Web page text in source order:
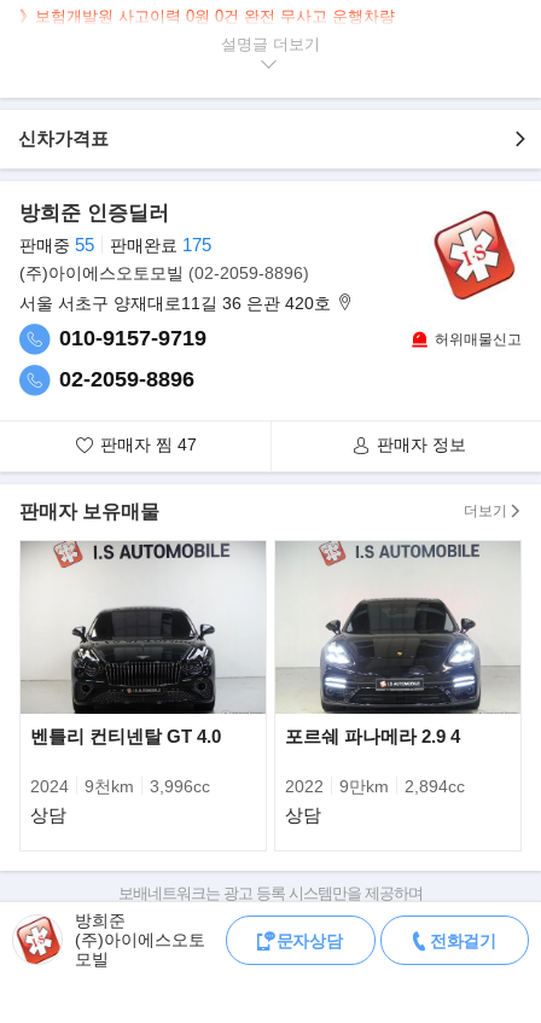
》보험개발원 사고이력 0원 0건 완전 무사고 운행차량
》수출가능 계산서 100% / export available / vat 100% / key 2ea
년 11월
▶본 차량상태..
- 정식출고
- 무사고운행
- 5,130km 실주행
- 연식대비 짧은주행
- 블랙바디+레드시트
- 깔끔하게 관리된 실내/외
㈜아이에스 오토모빌은 모든 상품용 차량이 전시장 입고전 충분한
시운전, 경정비, 전수검사를 통하여 광고,운영 하고 있습니다.
서울 서초 오토갤러리(수입차전시장), 서울 강서 등촌매매단지(국
산차전시장), 경기 수원 SK V1(수입,국산전시장) 3개의 오프라인 전
시장을 운영하고 있으며
리스,할부 등 금융상품을 고객님의 눈높이에 맞춰 최소한의 금리로
도움 드리고 있습니다.
춰져 있습니다.
또, 고객님께서 소유하고 계신 차량과 대차, 위탁판매 모두 가능합
언제든지 문의 주십시오.
서울 서초 전시장 (서초구 양재동 217번지 서울오토갤러리)
서울 강서 전시장 (강서구 등촌동 15-7번지 등촌매매단지)
설명글
신차가격표
방희준 인증딜러
판매중 55 판매완료 175
(주)아이에스오토모빌 (02-2059-8896)
서울 서초구 양재대로11길 36 은관 420호
010-9157-9719
02-2059-8896
허위매물신고
판매자 찜 47 판매자 정보
판매자 보유매물 더보기
벤틀리 컨티넨탈 GT 4.0
2024 9천km 3,996cc
상담
포르쉐 파나메라 2.9 4
2022 9만km 2,894cc
상담
방희준
(주)아이에스오토
모빌
문자상담 전화걸기
보배네트워크는 광고 등록 시스템만을 제공하며
판매자가 직접 등록한 내용에 대한 모든 책임은 판매자에게 있습니다.
차량 구매 시 차량등록증, 성능점검기록부, 실제 차량 상태,
차대번호 조회로 직접 정보를 확인하세요.